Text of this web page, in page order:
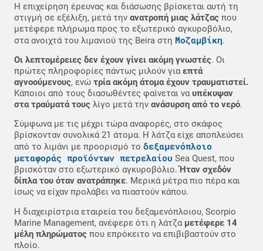
Η επιχείρηση έρευνας και διάσωσης βρίσκεται αυτή τη
στιγμή σε εξέλιξη, μετά την ανατροπή μιας λάτζας που
μετέφερε πλήρωμα προς το εξωτερικό αγκυροβόλιο,
στα ανοιχτά του λιμανιού της Beira στη Μοζαμβίκη.
Οι λεπτομέρειες δεν έχουν γίνει ακόμη γνωστές. Οι
πρώτες πληροφορίες πάντως μιλούν γιαεπτά
αγνοούμενους, ενώ τρία ακόμη άτομα έχουν τραυματιστεί.
Κάποιοι από τους διασωθέντες φαίνεται ναυπέκυψαν
στα τραύματά τους λίγο μετά την ανάσυρση από το νερό.
Σύμφωνα με τις μέχρι τώρα αναφορές, στο σκάφος
βρίσκονταν συνολικά 21 άτομα. Η λάτζα είχε αποπλεύσει
από το λιμάνι με προορισμό το δεξαμενόπλοιο
μεταφοράς προϊόντων πετρελαίου Sea Quest, που
βρισκόταν στο εξωτερικό αγκυροβόλιο.Ήταν σχεδόν
δίπλα του όταν ανατράπηκε. Μερικά μέτρα πιο πέρα και
ίσως να είχαν προλάβει να πιαστούν κάπου.
Η διαχειρίστρια εταιρεία του δεξαμενόπλοιου, Scorpio
Marine Management, ανέφερε ότι η λάτζα μετέφερε 14
μέλη πληρώματος που επρόκειτο να επιβιβαστούν στο
πλοίο.